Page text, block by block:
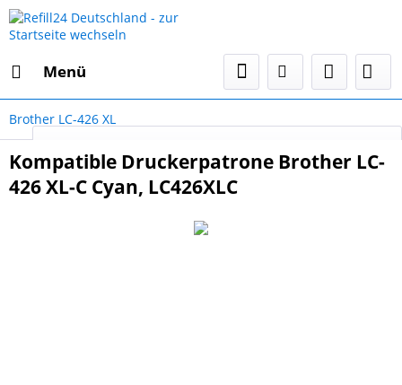
Menü
Brother LC-426 XL
Kompatible Druckerpatrone Brother LC-
426 XL-C Cyan, LC426XLC